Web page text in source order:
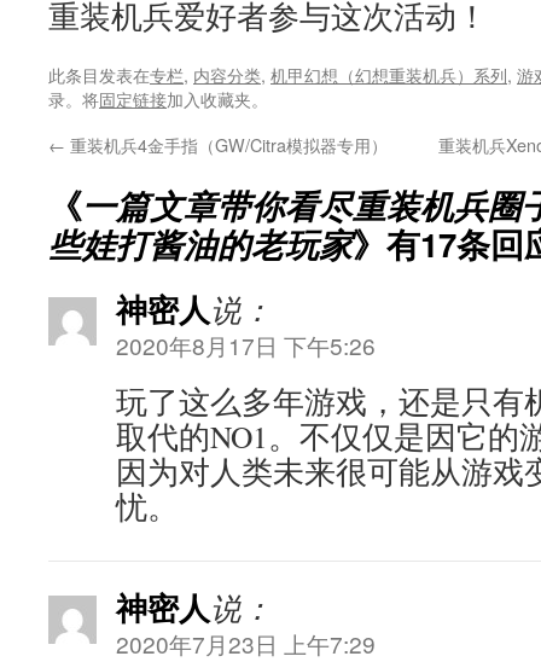
重装机兵爱好者参与这次活动！
此条目发表在专栏, 内容分类, 机甲幻想（幻想重装机兵）系列, 游
录。将固定链接加入收藏夹。
← 重装机兵4金手指（GW/Citra模拟器专用） 重装机兵
《一篇文章带你看尽重装机兵圈
些娃打酱油的老玩家》有17条回
神密人说：
2020年8月17日 下午5:26
玩了这么多年游戏，还是只有
取代的NO1。不仅仅是因它的
因为对人类未来很可能从游戏
忧。
神密人说：
2020年7月23日 上午7:29